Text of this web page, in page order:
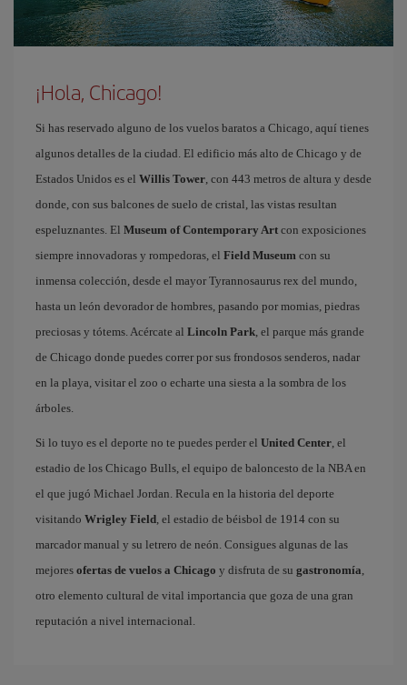
¡Hola, Chicago!
Si has reservado alguno de los vuelos baratos a Chicago, aquí tienes
algunos detalles de la ciudad. El edificio más alto de Chicago y de
Estados Unidos es el Willis Tower, con 443 metros de altura y desde
donde, con sus balcones de suelo de cristal, las vistas resultan
espeluznantes. El Museum of Contemporary Art con exposiciones
siempre innovadoras y rompedoras, el Field Museum con su
inmensa colección, desde el mayor Tyrannosaurus rex del mundo,
hasta un león devorador de hombres, pasando por momias, piedras
preciosas y tótems. Acércate al Lincoln Park, el parque más grande
de Chicago donde puedes correr por sus frondosos senderos, nadar
en la playa, visitar el zoo o echarte una siesta a la sombra de los
árboles.
Si lo tuyo es el deporte no te puedes perder el United Center, el
estadio de los Chicago Bulls, el equipo de baloncesto de la NBA en
el que jugó Michael Jordan. Recula en la historia del deporte
visitando Wrigley Field, el estadio de béisbol de 1914 con su
marcador manual y su letrero de neón. Consigues algunas de las
mejores ofertas de vuelos a Chicago y disfruta de su gastronomía,
otro elemento cultural de vital importancia que goza de una gran
reputación a nivel internacional.